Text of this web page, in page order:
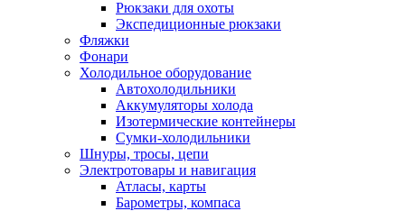
Рюкзаки для охоты
Экспедиционные рюкзаки
Фляжки
Фонари
Холодильное оборудование
Автохолодильники
Аккумуляторы холода
Изотермические контейнеры
Сумки-холодильники
Шнуры, тросы, цепи
Электротовары и навигация
Атласы, карты
Барометры, компаса